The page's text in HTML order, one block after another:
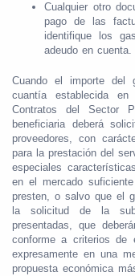
Cualquier otro
pago de las
identifique los
adeudo en cuenta.
Cuando el importe del
cuantía establecida
Contratos del Sector
beneficiaria deberá
proveedores, con
para la prestación del
especiales
en el mercado
presten, o salvo que el
la solicitud de la
presentadas, que
conforme a criterios de
expresamente en una
propuesta económica